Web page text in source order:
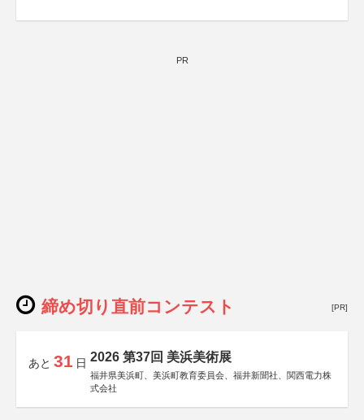
PR
締め切り直前コンテスト [PR]
あと 31 日 2026 第37回 美浜美術展
福井県美浜町、美浜町教育委員会、福井新聞社、関西電力株
式会社